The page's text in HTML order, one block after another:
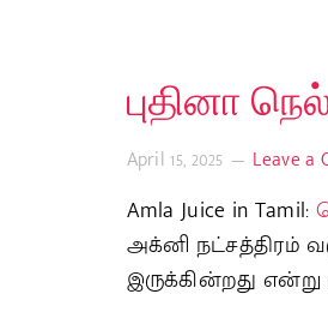
புதினா
April 15, 2025 Leave a
Amla Juice in Tamil:
அக்னி நட்சத்திரம்
இருக்கின்றது